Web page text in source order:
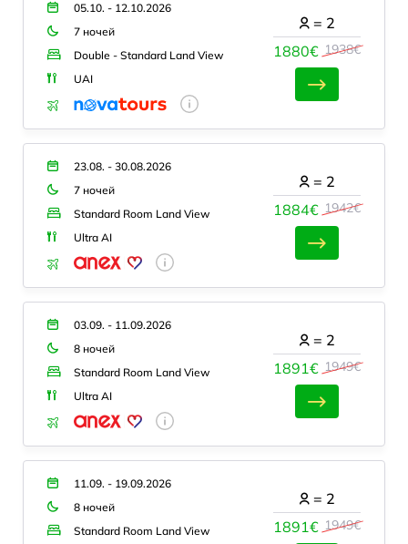
05.10. - 12.10.2026
7 ночей
Double - Standard Land View
UAI
1880€ 1938€
= 2
23.08. - 30.08.2026
7 ночей
Standard Room Land View
Ultra AI
1884€ 1942€
= 2
03.09. - 11.09.2026
8 ночей
Standard Room Land View
Ultra AI
1891€ 1949€
= 2
11.09. - 19.09.2026
8 ночей
Standard Room Land View
1891€ 1949€
= 2